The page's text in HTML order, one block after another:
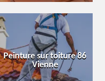
Peinture sur toiture 86
Vienne